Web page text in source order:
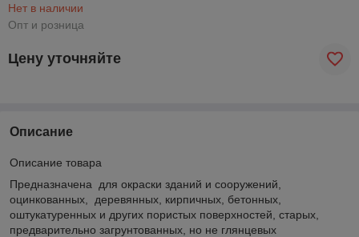
Нет в наличии
Опт и розница
Цену уточняйте
Описание
Описание товара
Предназначена для окраски зданий и сооружений,
оцинкованных, деревянных, кирпичных, бетонных,
оштукатуренных и других пористых поверхностей, старых,
предварительно загрунтованных, но не глянцевых